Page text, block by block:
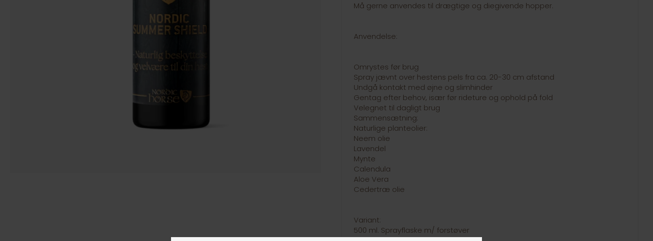
Må gerne anvendes til drægtige og diegivende hopper.
Anvendelse:
Omrystes før brug
Spray jævnt over hestens pels fra ca. 20-30 cm afstand
Undgå kontakt med øjne og slimhinder
Gentag efter behov, især før rideture og ophold på fold
Velegnet til dagligt brug
Sammensætning:
Naturlige planteolier:
Neem olie
Lavendel
Mynte
Calendula
Aloe Vera
Cedertræ olie
Variant:
500 ml. Sprayflaske m/ forstøver